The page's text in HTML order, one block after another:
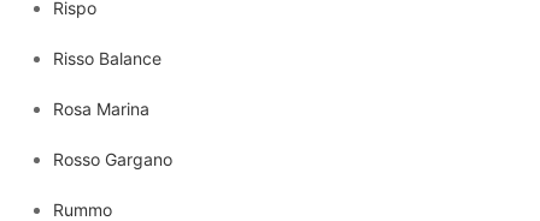
Rispo
Risso Balance
Rosa Marina
Rosso Gargano
Rummo